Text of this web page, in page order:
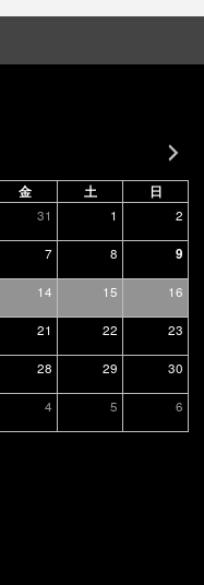
金 土
日
31 1 2
7 8
9
14 15 16
21 22 23
28 29 30
4 5 6